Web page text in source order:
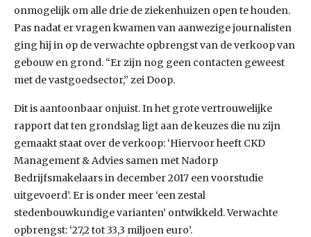
onmogelijk om alle drie de ziekenhuizen open te houden.
Pas nadat er vragen kwamen van aanwezige journalisten
ging hij in op de verwachte opbrengst van de verkoop van
gebouw en grond. “Er zijn nog geen contacten geweest
met de vastgoedsector,” zei Doop.
Dit is aantoonbaar onjuist. In het grote vertrouwelijke
rapport dat ten grondslag ligt aan de keuzes die nu zijn
gemaakt staat over de verkoop: ‘Hiervoor heeft CKD
Management & Advies samen met Nadorp
Bedrijfsmakelaars in december 2017 een voorstudie
uitgevoerd’. Er is onder meer ‘een zestal
stedenbouwkundige varianten’ ontwikkeld. Verwachte
opbrengst: ‘27,2 tot 33,3 miljoen euro’.